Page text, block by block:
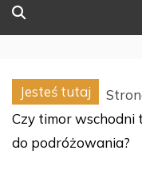
Jesteś tutaj
Czy timor wschodni
do podróżowania?